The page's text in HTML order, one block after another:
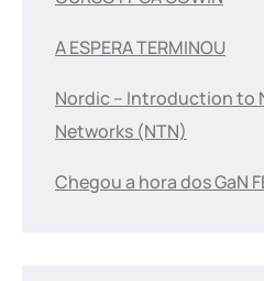
A ESPERA TERMINOU
Nordic – Introduction to
Networks (NTN)
Chegou a hora dos GaN